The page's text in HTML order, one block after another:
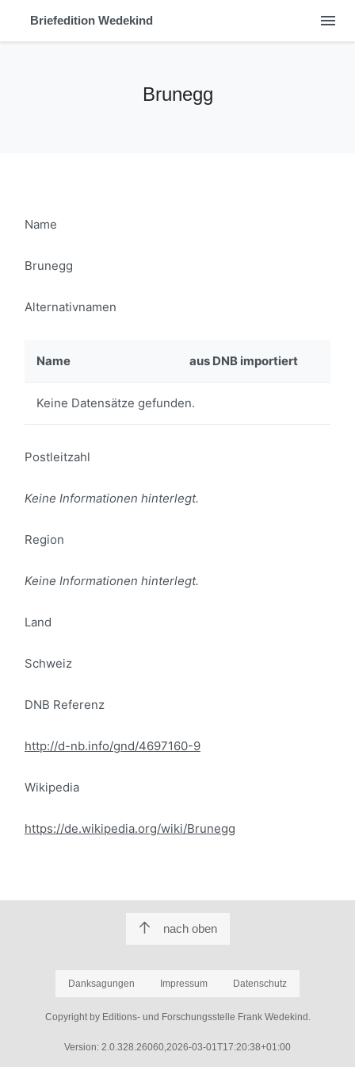
Briefedition Wedekind menu
Brunegg
Name
Brunegg
Alternativnamen
Name aus DNB importiert
Keine Datensätze gefunden.
Postleitzahl
Keine Informationen hinterlegt.
Region
Keine Informationen hinterlegt.
Land
Schweiz
DNB Referenz
http://d-nb.info/gnd/4697160-9
Wikipedia
https://de.wikipedia.org/wiki/Brunegg
nach oben
Danksagungen Impressum Datenschutz
Copyright by Editions- und Forschungsstelle Frank Wedekind.
Version: 2.0.328.26060,2026-03-01T17:20:38+01:00